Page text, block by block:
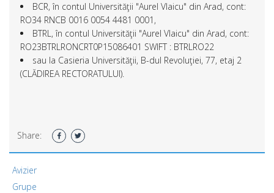
BCR, în contul Universităţii "Aurel Vlaicu" din Arad, cont:
RO34 RNCB 0016 0054 4481 0001,
BTRL, în contul Universităţii "Aurel Vlaicu" din Arad, cont:
RO23BTRLRONCRT0P15086401 SWIFT : BTRLRO22
sau la Casieria Universităţii, B-dul Revoluţiei, 77, etaj 2
(CLĂDIREA RECTORATULUI).
Share:
Avizier
Grupe